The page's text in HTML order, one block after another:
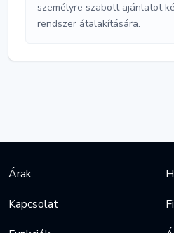
személyre szabott ajánlatot
rendszer átalakítására.
Árak
Kapcsolat